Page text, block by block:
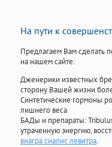
На пути к
Предлагаем Вам сделать
на нашем сайте:
Дженерики известных
сторону Вашей жизни
Синтетические гормоны
лишнего веса
БАДы и препараты:
утраченную энергию,
виагра сиалис левитра.